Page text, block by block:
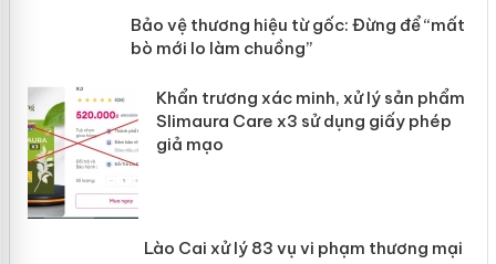
Bảo vệ thương hiệu từ gốc: Đừng để
“mất bò mới lo làm chuồng”